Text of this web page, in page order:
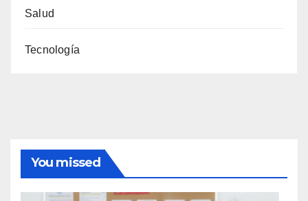
Salud
Tecnología
You missed